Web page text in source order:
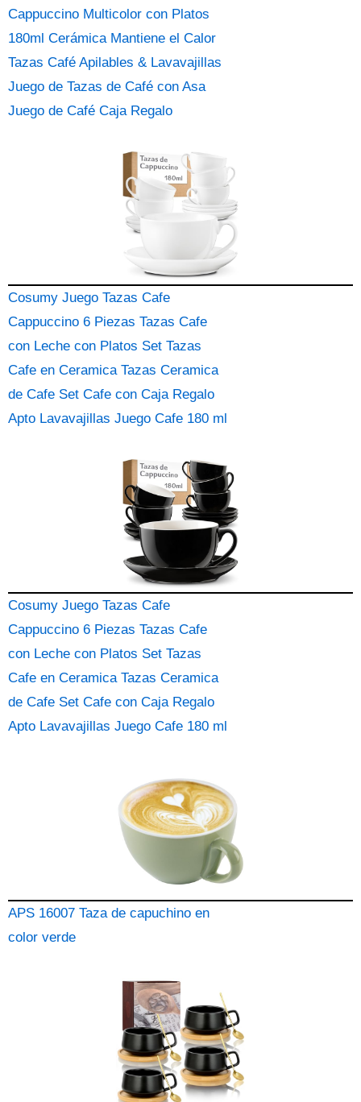
Cappuccino Multicolor con Platos
180ml Cerámica Mantiene el Calor
Tazas Café Apilables & Lavavajillas
Juego de Tazas de Café con Asa
Juego de Café Caja Regalo
Cosumy Juego Tazas Cafe
Cappuccino 6 Piezas Tazas Cafe
con Leche con Platos Set Tazas
Cafe en Ceramica Tazas Ceramica
de Cafe Set Cafe con Caja Regalo
Apto Lavavajillas Juego Cafe 180 ml
Cosumy Juego Tazas Cafe
Cappuccino 6 Piezas Tazas Cafe
con Leche con Platos Set Tazas
Cafe en Ceramica Tazas Ceramica
de Cafe Set Cafe con Caja Regalo
Apto Lavavajillas Juego Cafe 180 ml
APS 16007 Taza de capuchino en
color verde